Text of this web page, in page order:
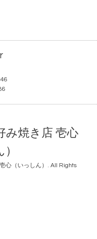
み焼き店 壱心
心（いっしん） . All Rights